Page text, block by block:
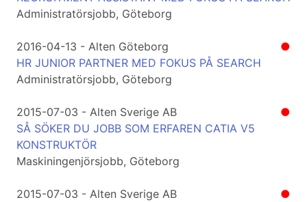
Administratörsjobb, Göteborg
●
2016-04-13 - Alten Göteborg
HR JUNIOR PARTNER MED FOKUS PÅ SEARCH
Administratörsjobb, Göteborg
●
2015-07-03 - Alten Sverige AB
SÅ SÖKER DU JOBB SOM ERFAREN CATIA V5
KONSTRUKTÖR
Maskiningenjörsjobb, Göteborg
●
2015-07-03 - Alten Sverige AB